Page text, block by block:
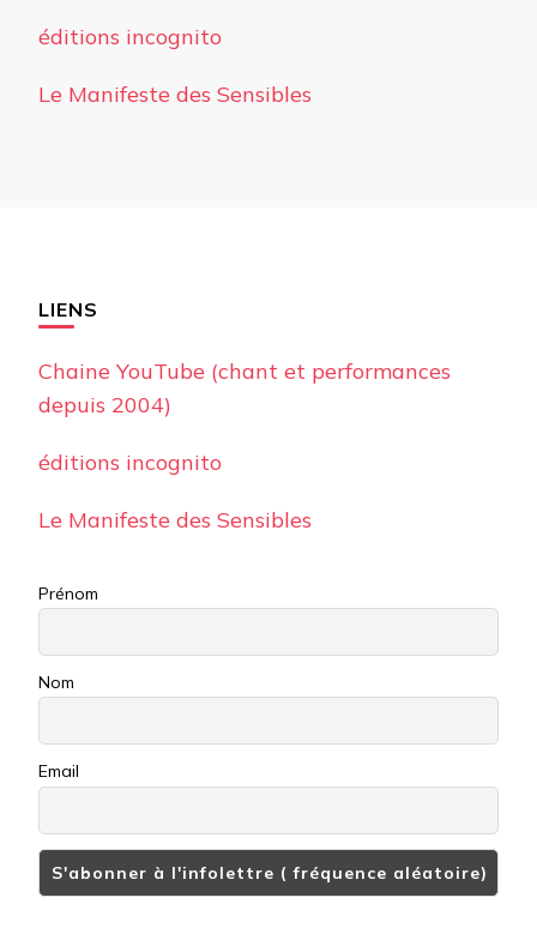
éditions incognito
Le Manifeste des Sensibles
LIENS
Chaine YouTube (chant et performances
depuis 2004)
éditions incognito
Le Manifeste des Sensibles
Prénom
Nom
Email